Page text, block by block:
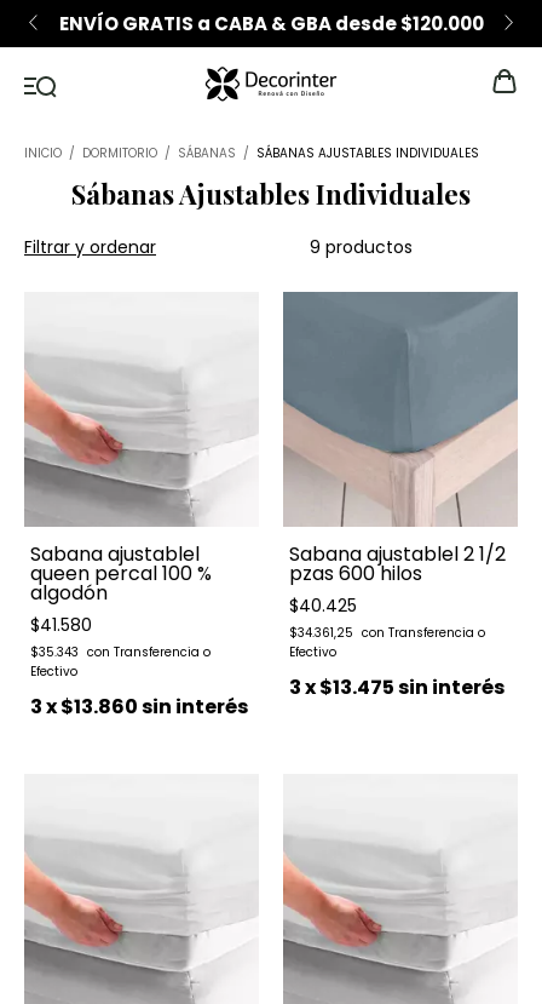
6 CUOTAS SIN INTERÉS desde $200.000
INICIO / DORMITORIO / SÁBANAS / SÁBANAS AJUSTABLES INDIVIDUALES
Sábanas Ajustables Individuales
Filtrar y ordenar 9 productos
Sabana ajustablel
queen percal 100 %
algodón
$41.580
$35.343
3x$13.860sin interés
Sabana ajustablel 2 1/2
pzas 600 hilos
$40.425
$34.361,25
3x$13.475sin interés